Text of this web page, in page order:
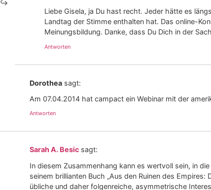
Liebe Gisela, ja Du hast recht. Jeder hätte es
Landtag der Stimme enthalten hat. Das online-
Meinungsbildung. Danke, dass Du Dich in der
Antworten
Dorothea sagt:
Am 07.04.2014 hat campact ein Webinar mit der
Antworten
Sarah A. Besic sagt:
In diesem Zusammenhang kann es wertvoll sein, in
seinem brillianten Buch „Aus den Ruinen des
übliche und daher folgenreiche, asymmetrische